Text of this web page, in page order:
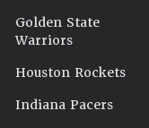
Golden State
Warriors
Houston Rockets
Indiana Pacers